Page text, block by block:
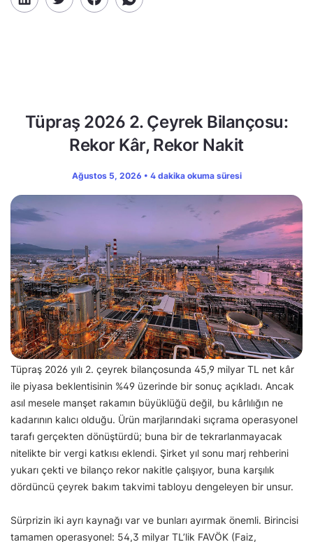
Tüpraş 2026 2. Çeyrek Bilançosu:
Rekor Kâr, Rekor Nakit
Ağustos 5, 2026 • 4 dakika okuma süresi
Tüpraş 2026 yılı 2. çeyrek bilançosunda 45,9 milyar TL net kâr
ile piyasa beklentisinin %49 üzerinde bir sonuç açıkladı. Ancak
asıl mesele manşet rakamın büyüklüğü değil, bu kârlılığın ne
kadarının kalıcı olduğu. Ürün marjlarındaki sıçrama operasyonel
tarafı gerçekten dönüştürdü; buna bir de tekrarlanmayacak
nitelikte bir vergi katkısı eklendi. Şirket yıl sonu marj rehberini
yukarı çekti ve bilanço rekor nakitle çalışıyor, buna karşılık
dördüncü çeyrek bakım takvimi tabloyu dengeleyen bir unsur.
Sürprizin iki ayrı kaynağı var ve bunları ayırmak önemli. Birincisi
tamamen operasyonel: 54,3 milyar TL’lik FAVÖK (Faiz,